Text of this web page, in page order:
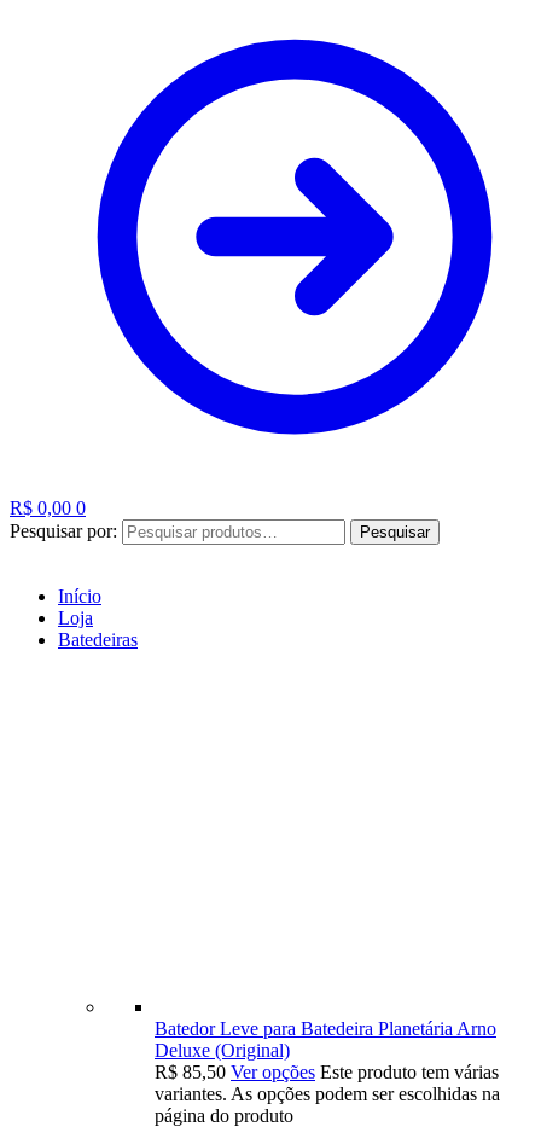
R$ 0,00 0
Pesquisar por:
Pesquisar
Início
Loja
Batedeiras
Batedor Leve para Batedeira Planetária Arno
Deluxe (Original)
R$ 85,50 Ver opções Este produto tem várias
variantes. As opções podem ser escolhidas na
página do produto